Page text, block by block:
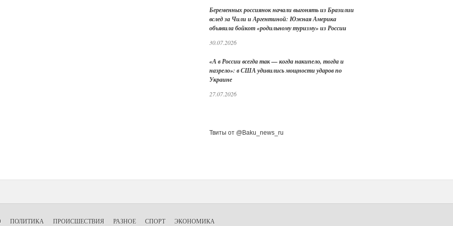
Беременных россиянок начали выгонять из Бразилии
вслед за Чили и Аргентиной: Южная Америка
объявила бойкот «родильному туризму» из России
30.07.2026
«А в России всегда так — когда накипело, тогда и
назрело»: в США удивились мощности ударов по
Украине
27.07.2026
Твиты от @Baku_news_ru
ПОЛИТИКА ПРОИСШЕСТВИЯ РАЗНОЕ СПОРТ ЭКОНОМИКА